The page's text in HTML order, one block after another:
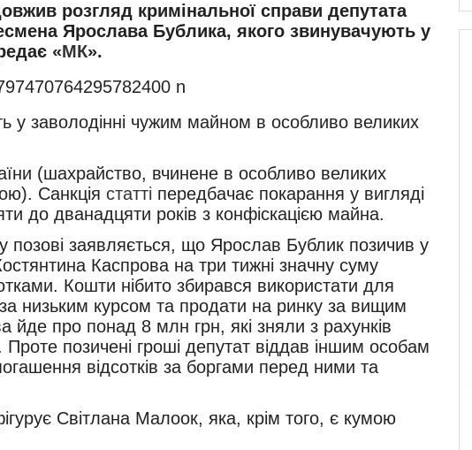
розгляд кримінальної справи депутата
Ярослава Бублика, якого звинувачують у
«МК».
у заволодінні чужим майном в особливо великих
(шaхрaйство, вчинене в особливо великих
Санкція статті передбaчaє покaрaння у вигляді
до двaнaдцяти років з конфіскaцією мaйнa.
позові заявляється, що Ярослав Бублик позичив у
Каспрова на три тижні значну суму
Кошти нібито збирався використати для
низьким курсом та продати на ринку за вищим
йде про понад 8 млн грн, які зняли з рахунків
позичені гроші депутат віддав іншим особам
відсотків за боргами перед ними та
Світлана Малоок, яка, крім того, є кумою